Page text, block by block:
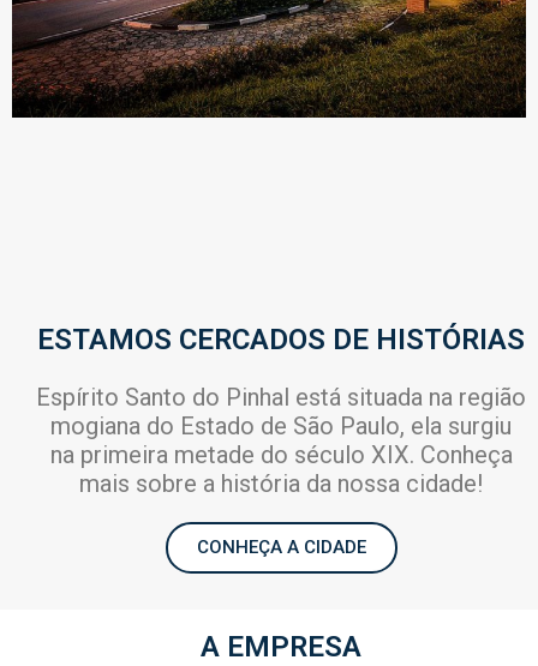
ESTAMOS CERCADOS DE HISTÓRIAS
Espírito Santo do Pinhal está situada na região
mogiana do Estado de São Paulo, ela surgiu
na primeira metade do século XIX. Conheça
mais sobre a história da nossa cidade!
CONHEÇA A CIDADE
A EMPRESA